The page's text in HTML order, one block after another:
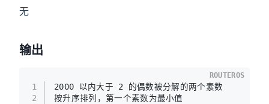
无
输出
1
2
2000 以内大于 2 的偶数被分解的两个素数
按升序排列，第一个素数为最小值
ROUTEROS